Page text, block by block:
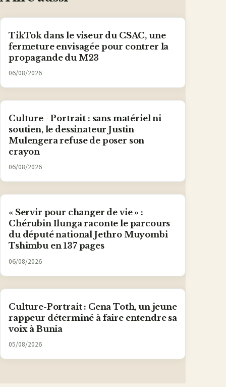
TikTok dans le viseur du CSAC, une
fermeture envisagée pour contrer la
propagande du M23
06/08/2026
Culture - Portrait : sans matériel ni
soutien, le dessinateur Justin
Mulengera refuse de poser son
crayon
06/08/2026
« Servir pour changer de vie » :
Chérubin Ilunga raconte le parcours
du député national Jethro Muyombi
Tshimbu en 137 pages
06/08/2026
Culture-Portrait : Cena Toth, un jeune
rappeur déterminé à faire entendre sa
voix à Bunia
05/08/2026